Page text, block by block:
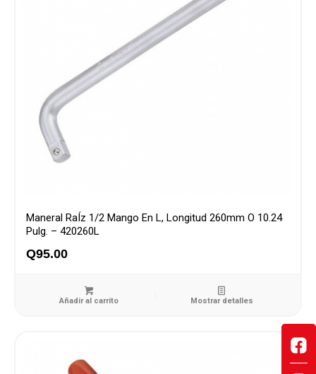
Maneral RaÍz 1/2 Mango En L, Longitud 260mm O 10.24
Pulg. – 420260L
Q95.00
Añadir al carrito Mostrar detalles